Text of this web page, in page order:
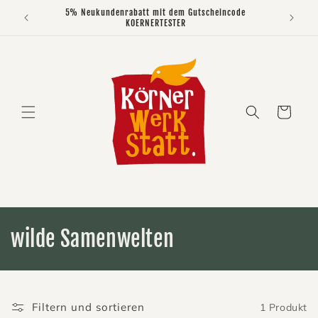
zum
5% Neukundenrabatt mit dem Gutscheincode
KOERNERTESTER
Warenkorb
K
a
wilde Samenwelten
Filtern und sortieren 1 Produkt